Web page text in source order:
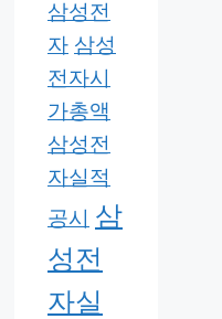
삼성전
자 삼성
전자시
가총액
삼성전
자실적
공시
삼
성전
자실